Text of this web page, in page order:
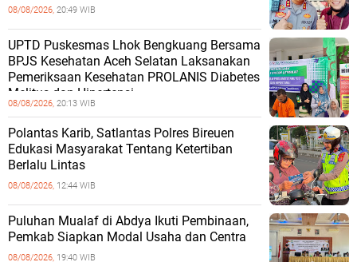
08/08/2026, 20:49 WIB
UPTD Puskesmas Lhok Bengkuang Bersama
BPJS Kesehatan Aceh Selatan Laksanakan
Pemeriksaan Kesehatan PROLANIS Diabetes
Melitus dan Hipertensi
08/08/2026, 20:13 WIB
Polantas Karib, Satlantas Polres Bireuen
Edukasi Masyarakat Tentang Ketertiban
Berlalu Lintas
08/08/2026, 12:44 WIB
Puluhan Mualaf di Abdya Ikuti Pembinaan,
Pemkab Siapkan Modal Usaha dan Centra
08/08/2026, 19:40 WIB